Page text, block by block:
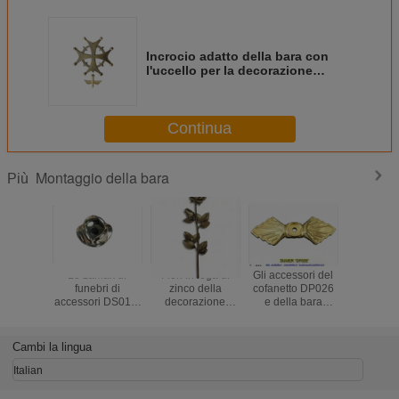
Incrocio adatto della bara con
l'uccello per la decorazione
Continua
Più Montaggio della bara
Lo zamak di
funebri di
accessori DS01 è
dell'Italia
Fiori in lega di
zinco della
decorazione
Gli accessori del
cofanetto DP026
e della bara
Cambi la lingua
Italian